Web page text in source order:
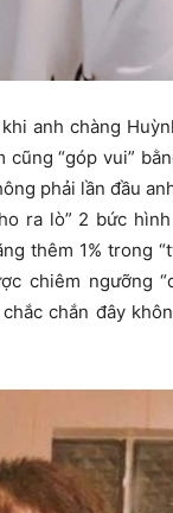
anh chàng
“góp vui”
phải lần đầu
ra lò” 2 bức
thêm 1% trong
chiêm ngưỡng
chắn đây